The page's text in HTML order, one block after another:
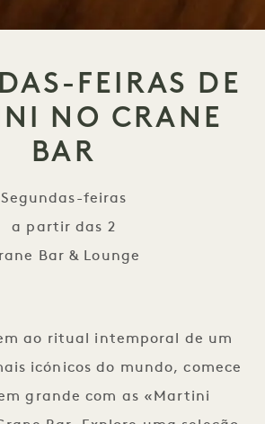
FEIRAS DE
NO CRANE
BAR
Segundas-feiras
a partir das 2
Bar & Lounge
ao ritual intemporal de um
icónicos do mundo, comece
grande com as «Martini